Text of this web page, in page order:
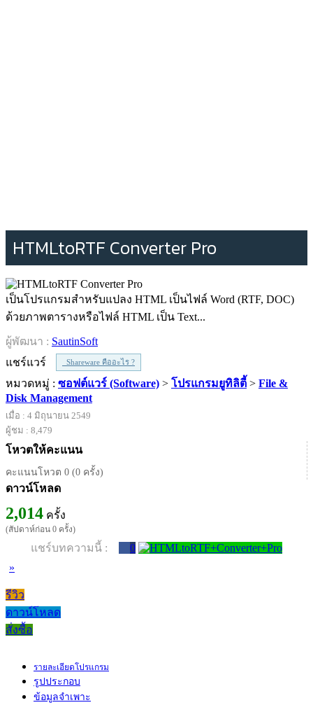
HTMLtoRTF Converter Pro
เป็นโปรแกรมสำหรับแปลง HTML เป็นไฟล์ Word (RTF, DOC)
ด้วยภาพตารางหรือไฟล์ HTML เป็น Text...
ผู้พัฒนา : SautinSoft
แชร์แวร์
Shareware คืออะไร ?
หมวดหมู่ : ซอฟต์แวร์ (Software) > โปรแกรมยูทิลิตี้ > File &
Disk Management
เมื่อ : 4 มิถุนายน 2549
ผู้ชม : 8,479
โหวตให้คะแนน
คะแนนโหวต 0 (0 ครั้ง)
ดาวน์โหลด
2,014 ครั้ง
(สัปดาห์ก่อน 0 ครั้ง)
แชร์บทความนี้ :
0
»
รีวิว
ดาวน์โหลด
สั่งซื้อ
รายละเอียดโปรแกรม
รูปประกอบ
ข้อมูลจำเพาะ